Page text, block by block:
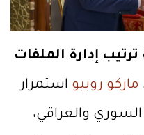
إدارة الملفات
ماركو روبيو استمرار
السوري والعراقي،